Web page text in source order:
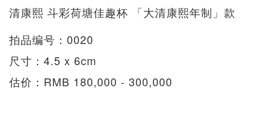
清康熙 斗彩荷塘佳趣杯 「大清康熙年制」款
拍品编号：0020
尺寸：4.5 x 6cm
估价：RMB 180,000 - 300,000